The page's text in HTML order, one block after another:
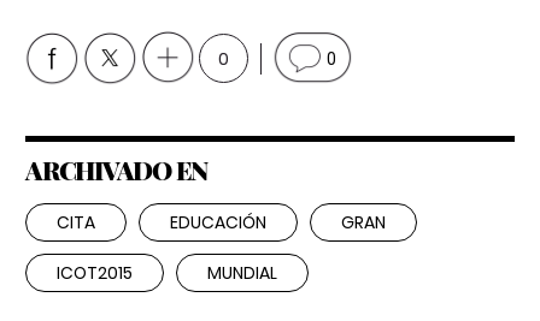
0 0
ARCHIVADO EN
CITA EDUCACIÓN GRAN
ICOT2015 MUNDIAL